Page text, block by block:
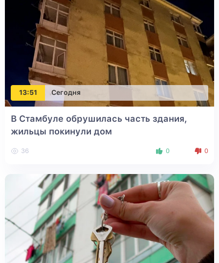
13:51 Сегодня
В Стамбуле обрушилась часть здания,
жильцы покинули дом
36 0 0